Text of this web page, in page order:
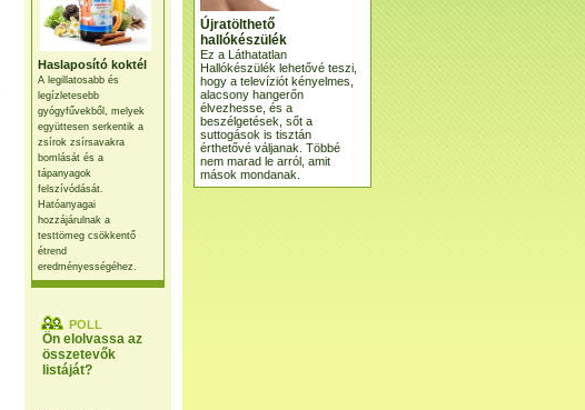
Haslaposító koktél
A legillatosabb és
legízletesebb
gyógyfűvekből, melyek
együttesen serkentik a
zsírok zsírsavakra
bomlását és a
tápanyagok
felszívódását.
Hatóanyagai
hozzájárulnak a
testtömeg csökkentő
étrend
eredményességéhez.
POLL
Ön elolvassa az
összetevők
listáját?
Újratölthető
hallókészülék
Ez a Láthatatlan
Hallókészülék lehetővé teszi,
hogy a televíziót kényelmes,
alacsony hangerőn
élvezhesse, és a
beszélgetések, sőt a
suttogások is tisztán
érthetővé váljanak. Többé
nem marad le arról, amit
mások mondanak.